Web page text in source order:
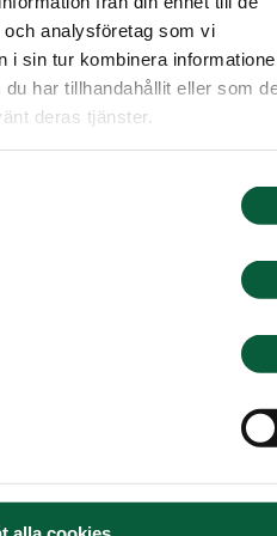
analysföretag som vi
i sin tur kombinera
har tillhandahållit eller som
deras tjänster.
betydelsefull del av en
speciell förmåga att
minnen samt